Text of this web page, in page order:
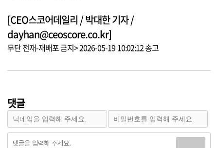
[CEO스코어데일리 / 박대한 기자 /
dayhan@ceoscore.co.kr]
무단 전재-재배포 금지> 2026-05-19 10:02:12 송고
댓글